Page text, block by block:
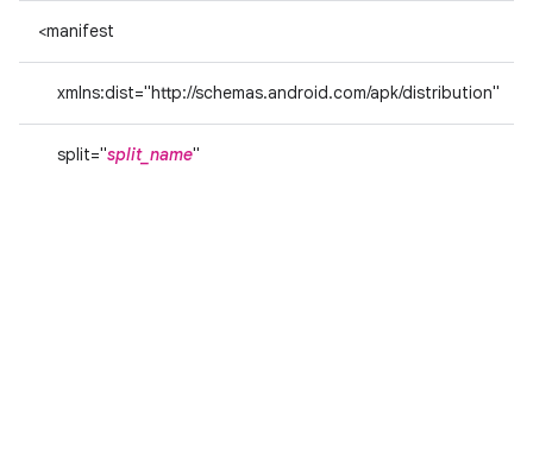
<manifest
xmlns:dist="http://schemas.android.com/apk/distribution"
split="split_name"